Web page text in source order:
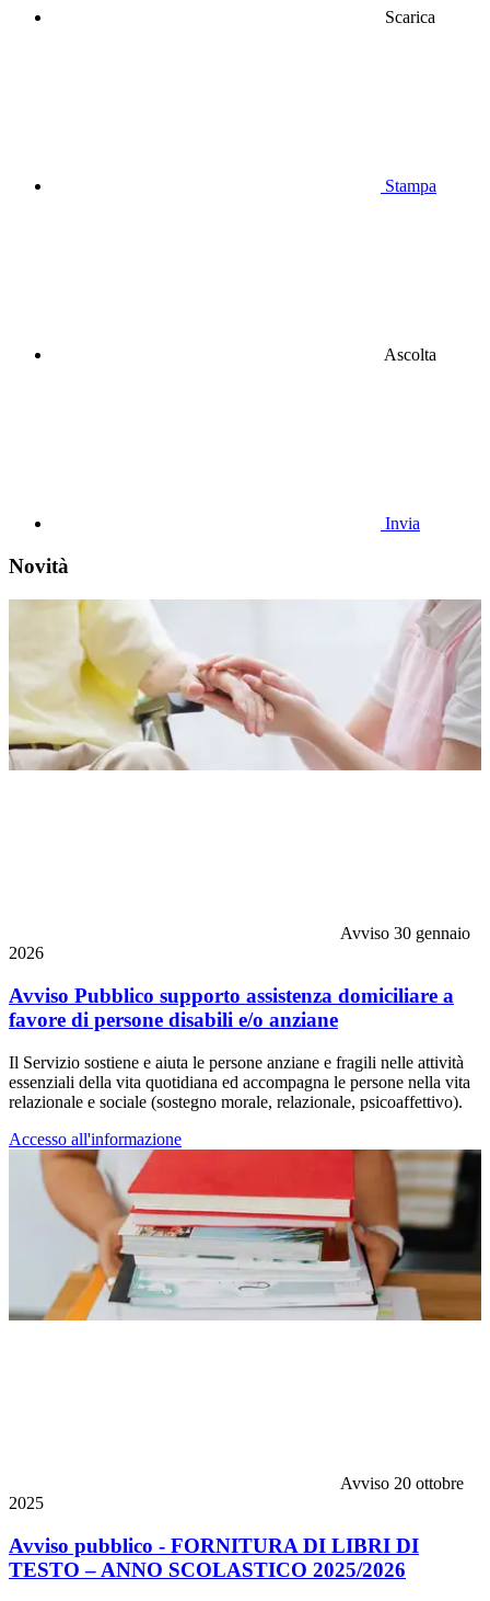
Scarica
Stampa
Ascolta
Invia
Novità
Avviso 30 gennaio
2026
Avviso Pubblico supporto assistenza domiciliare a
favore di persone disabili e/o anziane
Il Servizio sostiene e aiuta le persone anziane e fragili nelle attività
essenziali della vita quotidiana ed accompagna le persone nella vita
relazionale e sociale (sostegno morale, relazionale, psicoaffettivo).
Accesso all'informazione
Avviso 20 ottobre
2025
Avviso pubblico - FORNITURA DI LIBRI DI
TESTO – ANNO SCOLASTICO 2025/2026